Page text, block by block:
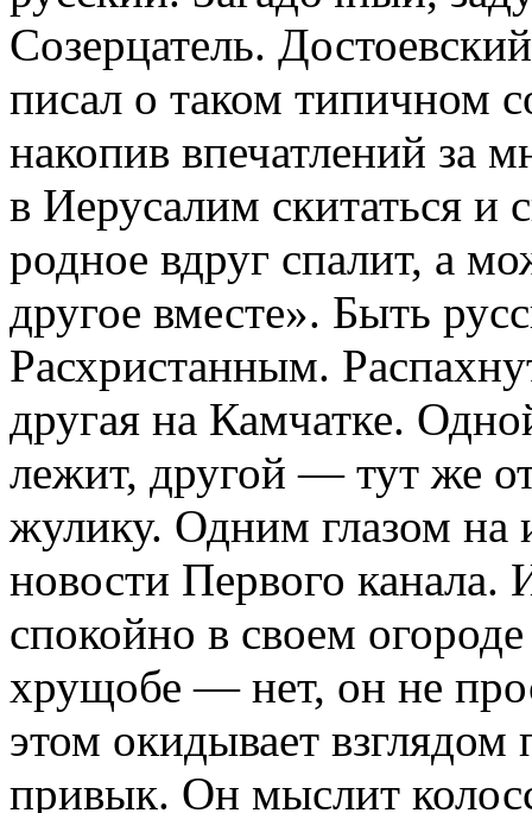
Созерцатель.
писал о таком типичном
накопив впечатлений за
в Иерусалим скитаться и
родное вдруг спалит, а
другое вместе». Быть
Расхристанным.
другая на Камчатке.
лежит, другой — тут же
жулику. Одним глазом
новости Первого канала.
спокойно в своем
хрущобе — нет, он не
этом окидывает
привык. Он мыслит